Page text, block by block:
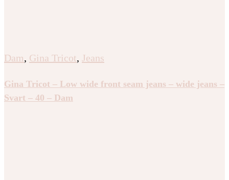
Dam, Gina Tricot, Jeans
Gina Tricot – Low wide front seam jeans – wide jeans –
Svart – 40 – Dam